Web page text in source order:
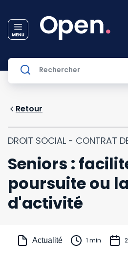
Retour
DROIT SOCIAL - CONTRAT
Seniors :
poursuite ou
d'activité
Actualité 1 min